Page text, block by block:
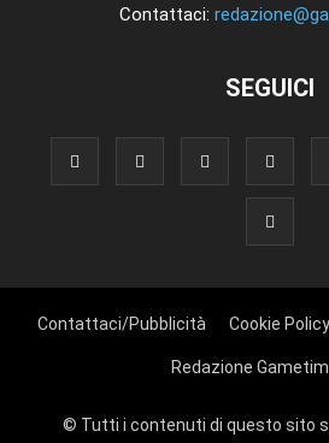
Contattaci:
SEGUICI
Contattaci/Pubblicità Cookie Policy
Redazione
© Tutti i contenuti di questo sito